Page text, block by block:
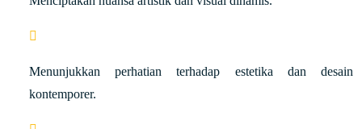
Menunjukkan perhatian terhadap estetika dan desain
kontemporer.